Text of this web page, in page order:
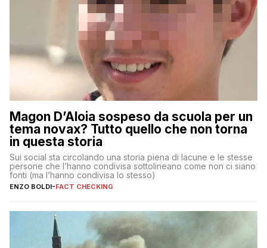
Magon D’Aloia sospeso da scuola per un
tema novax? Tutto quello che non torna
in questa storia
Sui social sta circolando una storia piena di lacune e le stesse
persone che l’hanno condivisa sottolineano come non ci siano
fonti (ma l’hanno condivisa lo stesso)
ENZO BOLDI-FACT CHECKING